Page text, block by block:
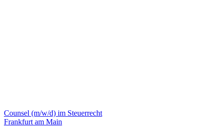
Counsel (m/w/d) im Steuerrecht
Frankfurt am Main